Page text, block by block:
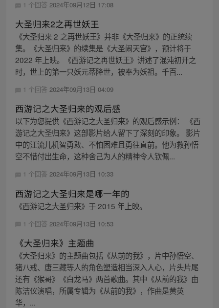
1 个回答 2024年09月12日 17:08
大圣归来2之再世妖王
《大圣归来 2 之再世妖王》并非《大圣归来》的正统续
集。《大圣归来》的续集是《大圣闹天宫》，预计将于
2022 年上映。《西游记之再世妖王》讲述了混沌初开之
时，世上的第一只妖元蒂降世，被奉为妖祖。千百...
1 个回答 2024年09月13日 04:09
西游记之大圣归来的观后感
以下为您提供《西游记之大圣归来》的观后感示例： 《西
游记之大圣归来》这部影片给人留下了深刻的印象。 影片
中的江流儿机智勇敢、不怕困难且勇往直前。他为救孙悟
空不惜付出生命，这种舍己为人的精神令人钦佩...
1 个回答 2024年09月13日 10:33
西游记之大圣归来是哪一年的
《西游记之大圣归来》于 2015 年上映。
1 个回答 2024年09月13日 10:53
《大圣归来》主题曲
《大圣归来》的主题曲包括《从前的我》，片中孙悟空、
猪八戒、唐三藏等人的角色塑造相当深入人心，片头片尾
还有《猴哥》《白龙马》两首歌曲。其中《从前的我》由
陈洁仪演唱，所属专辑为《从前的我》，作曲是黄英
华，...